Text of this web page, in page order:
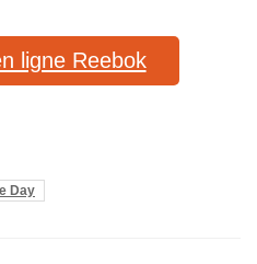
ligne Reebok
Day